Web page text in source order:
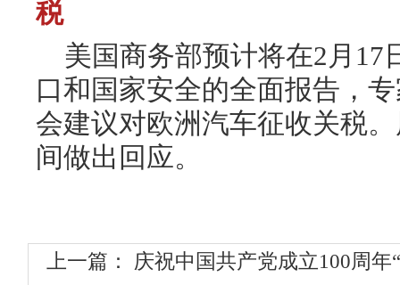
税
美国商务部预计将在2月17
口和国家安全的全面报告，
会建议对欧洲汽车征收关税
间做出回应。
上一篇：
庆祝中国共产党成立100周